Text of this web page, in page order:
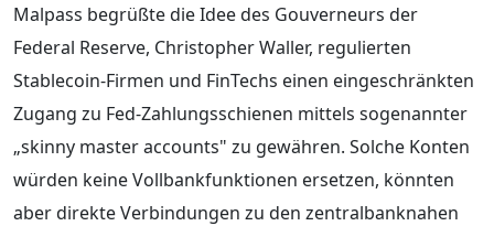
Malpass begrüßte die Idee des Gouverneurs der
Federal Reserve, Christopher Waller, regulierten
Stablecoin-Firmen und FinTechs einen eingeschränkten
Zugang zu Fed-Zahlungsschienen mittels sogenannter
„skinny master accounts" zu gewähren. Solche Konten
würden keine Vollbankfunktionen ersetzen, könnten
aber direkte Verbindungen zu den zentralbanknahen